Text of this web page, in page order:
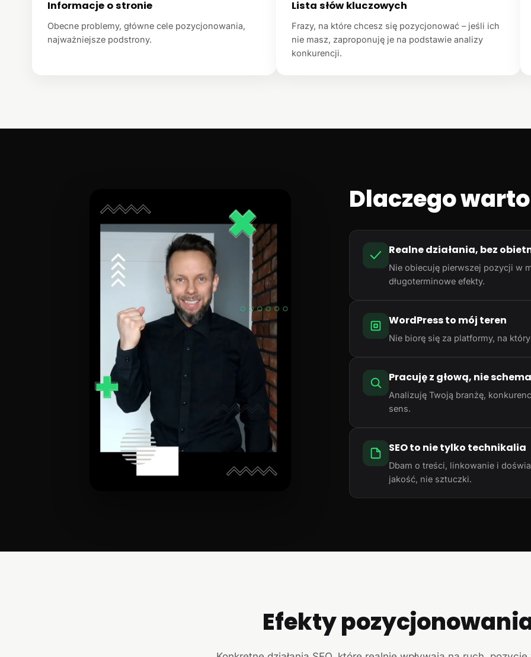
Informacje o stronie
Obecne problemy, główne cele pozycjonowania,
najważniejsze podstrony.
Lista słów kluczowych
Frazy, na które chcesz się pozycjonować – jeśli ich
nie masz, zaproponuję je na podstawie analizy
konkurencji.
Dlaczego
Realne działania, bez
Nie obiecuję pierwszej pozycji w
długoterminowe efekty.
WordPress to mój teren
Nie biorę się za platformy, na
Pracuję z głową, nie
Analizuję Twoją branżę,
sens.
SEO to nie tylko technikalia
Dbam o treści, linkowanie i
jakość, nie sztuczki.
Efekty